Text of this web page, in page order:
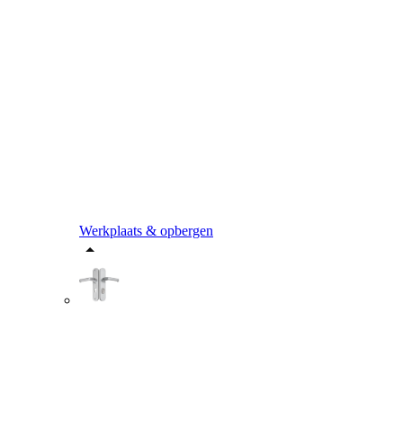
Werkplaats & opbergen